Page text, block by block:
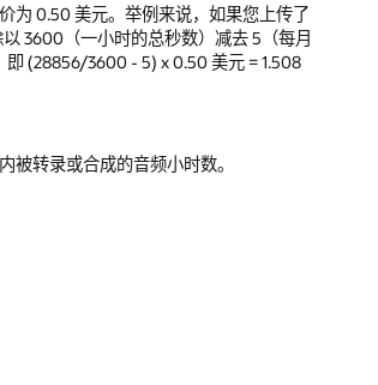
为 0.50 美元。举例来说，如果您上传了
3600（一小时的总秒数）减去 5（每月
(28856/3600 - 5) x 0.50 美元 = 1.508
被转录或合成的音频小时数。